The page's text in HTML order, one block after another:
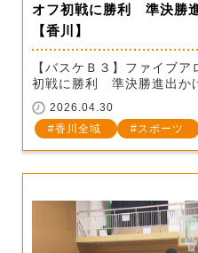
オフ初戦に勝利 準決勝
【香川】
【バスケＢ３】ファイブ
初戦に勝利 準決勝進出か
2026.04.30
香川全域
スポーツ